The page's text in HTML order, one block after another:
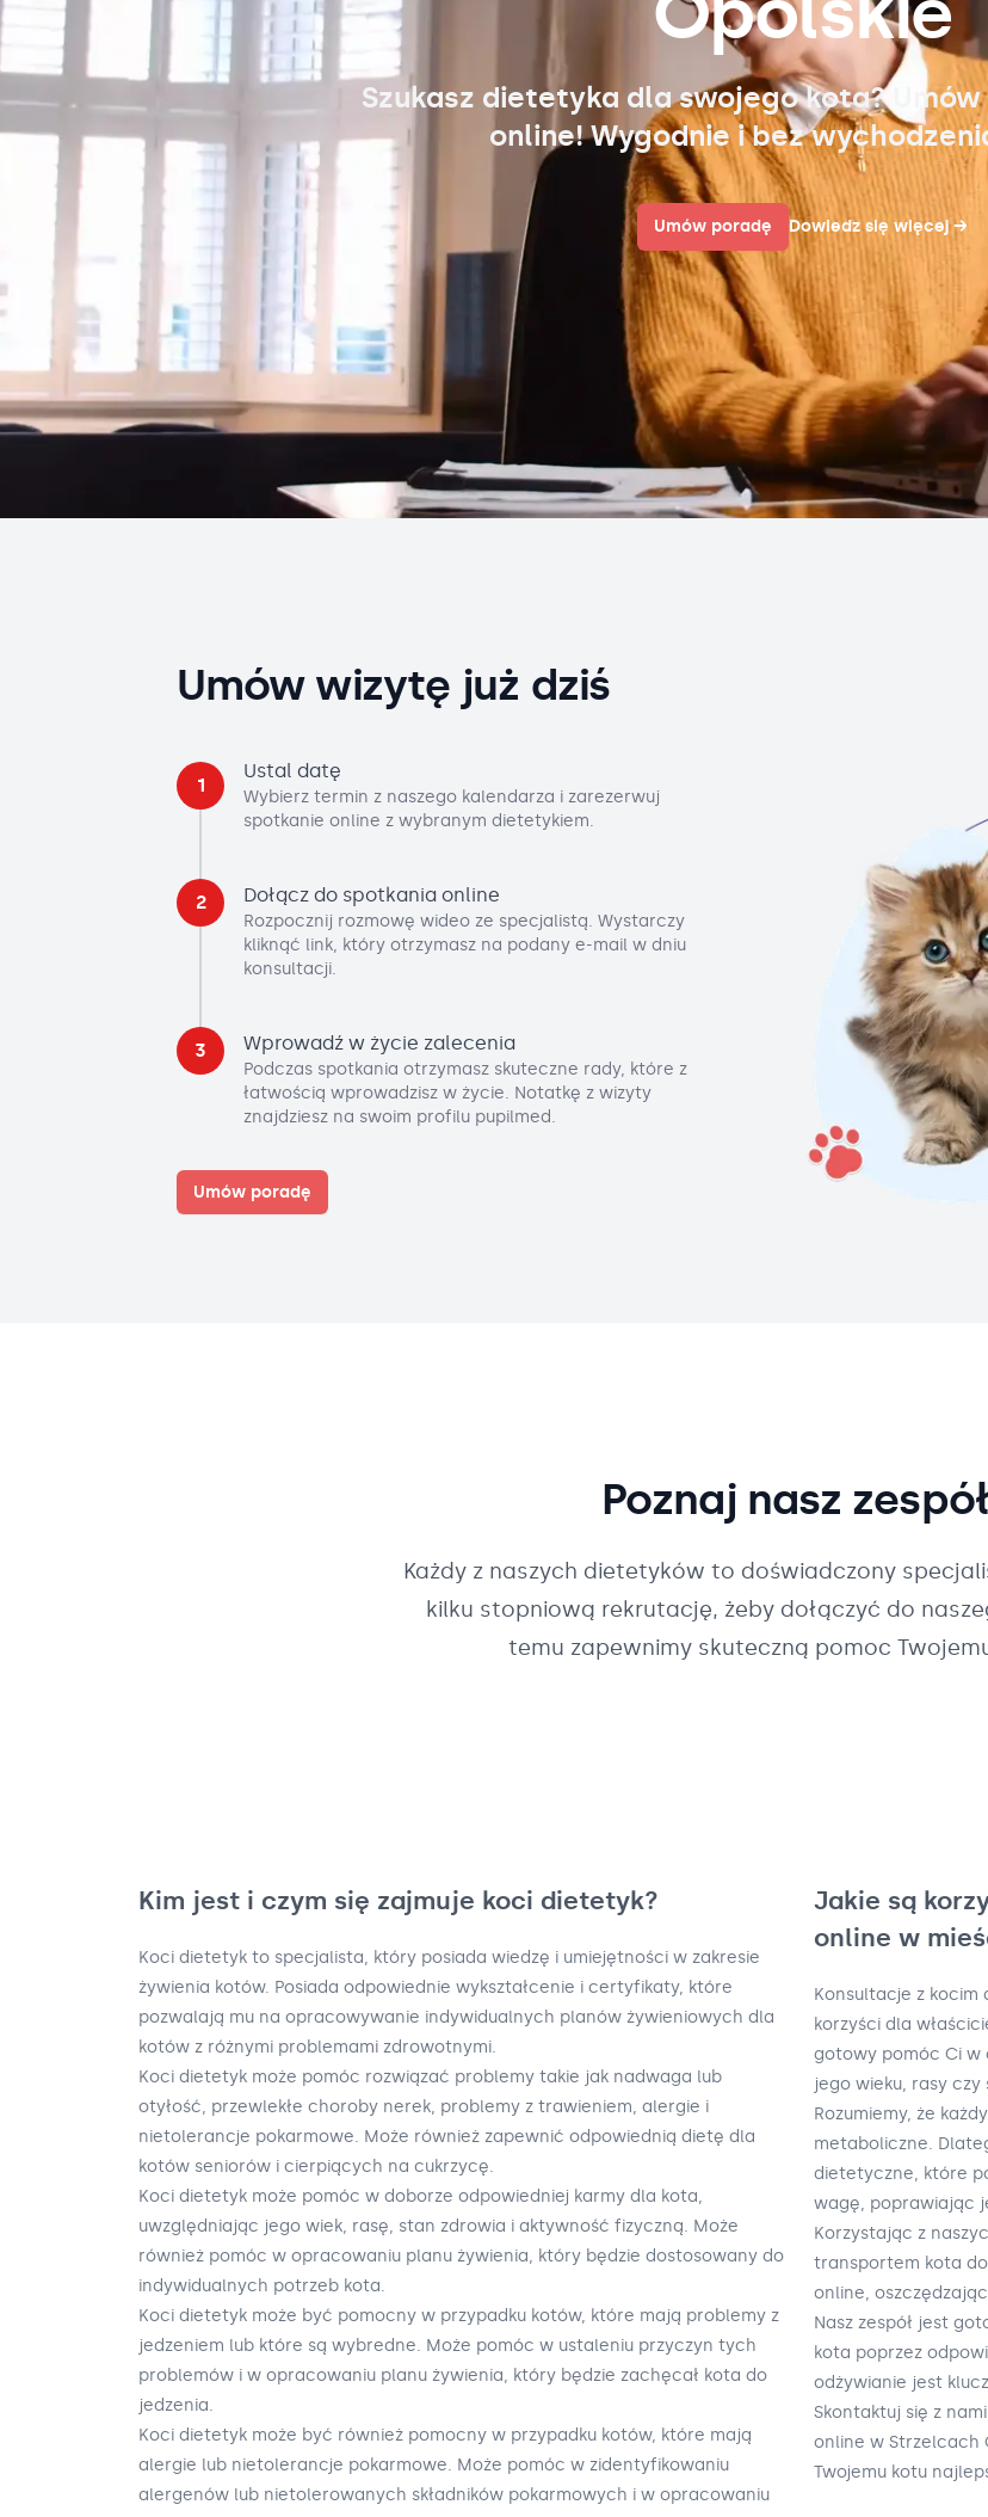
Szukasz dietetyka dla swojego kota?
online! Wygodnie i bez
Umów poradę Dowiedz się więcej→
Umów wizytę już dziś
1
Ustal datę
Wybierz termin z naszego kalendarza i zarezerwuj
spotkanie online z wybranym dietetykiem.
2 Dołącz do spotkania online
Rozpocznij rozmowę wideo ze specjalistą. Wystarczy
kliknąć link, który otrzymasz na podany e-mail w dniu
konsultacji.
3 Wprowadź w życie zalecenia
Podczas spotkania otrzymasz skuteczne rady, które z
łatwością wprowadzisz w życie. Notatkę z wizyty
znajdziesz na swoim profilu pupilmed.
Umów poradę
Poznaj nasz
Każdy z naszych dietetyków to doświadczony
kilku stopniową rekrutację, żeby dołączyć do
temu zapewnimy skuteczną pomoc
Kim jest i czym się zajmuje koci dietetyk?
Koci dietetyk to specjalista, który posiada wiedzę i umiejętności w zakresie
żywienia kotów. Posiada odpowiednie wykształcenie i certyfikaty, które
pozwalają mu na opracowywanie indywidualnych planów żywieniowych dla
kotów z różnymi problemami zdrowotnymi.
Koci dietetyk może pomóc rozwiązać problemy takie jak nadwaga lub
otyłość, przewlekłe choroby nerek, problemy z trawieniem, alergie i
nietolerancje pokarmowe. Może również zapewnić odpowiednią dietę dla
kotów seniorów i cierpiących na cukrzycę.
Koci dietetyk może pomóc w doborze odpowiedniej karmy dla kota,
uwzględniając jego wiek, rasę, stan zdrowia i aktywność fizyczną. Może
również pomóc w opracowaniu planu żywienia, który będzie dostosowany do
indywidualnych potrzeb kota.
Koci dietetyk może być pomocny w przypadku kotów, które mają problemy z
jedzeniem lub które są wybredne. Może pomóc w ustaleniu przyczyn tych
problemów i w opracowaniu planu żywienia, który będzie zachęcał kota do
jedzenia.
Koci dietetyk może być również pomocny w przypadku kotów, które mają
alergie lub nietolerancje pokarmowe. Może pomóc w zidentyfikowaniu
alergenów lub nietolerowanych składników pokarmowych i w opracowaniu
Jakie są
online w
Konsultacje z
korzyści dla
gotowy pomóc Ci w
jego wieku, rasy czy
Rozumiemy, że
metaboliczne.
dietetyczne, które
wagę, poprawiając
Korzystając z
transportem kota
online,
Nasz zespół jest
kota poprzez
odżywianie jest
Skontaktuj się z
online w Strzelcach
Twojemu kotu